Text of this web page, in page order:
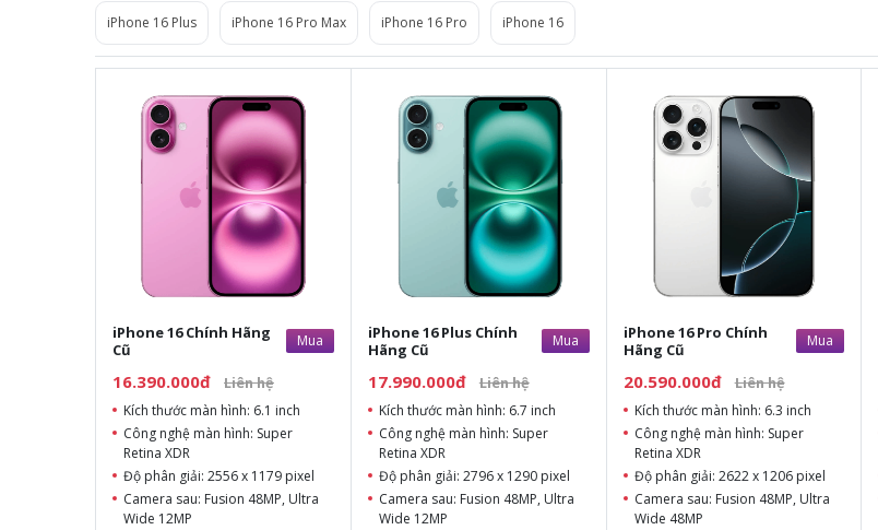
iPhone 16 Plus iPhone 16 Pro Max iPhone 16 Pro iPhone 16
iPhone 16 Chính Hãng
Cũ
Mua
16.390.000đ Liên hệ
Kích thước màn hình: 6.1 inch
Công nghệ màn hình: Super
Retina XDR
Độ phân giải: 2556 x 1179 pixel
Camera sau: Fusion 48MP, Ultra
Wide 12MP
iPhone 16 Plus Chính
Hãng Cũ
Mua
17.990.000đ Liên hệ
Kích thước màn hình: 6.7 inch
Công nghệ màn hình: Super
Retina XDR
Độ phân giải: 2796 x 1290 pixel
Camera sau: Fusion 48MP, Ultra
Wide 12MP
iPhone 16 Pro Chính
Hãng Cũ
Mua
20.590.000đ Liên hệ
Kích thước màn hình: 6.3 inch
Công nghệ màn hình: Super
Retina XDR
Độ phân giải: 2622 x 1206 pixel
Camera sau: Fusion 48MP, Ultra
Wide 48MP